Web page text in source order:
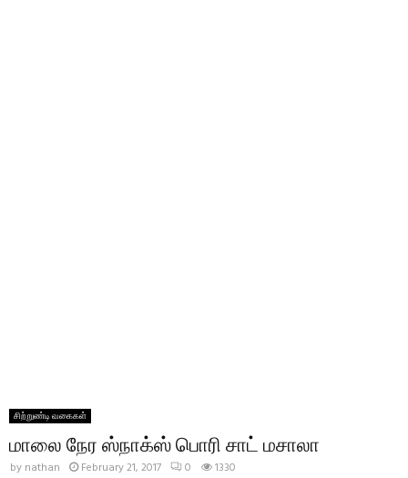
சிற்றுண்டி வகைகள்
மாலை நேர ஸ்நாக்ஸ் பொரி சாட் மசாலா
by nathan February 21, 2017 0 1330